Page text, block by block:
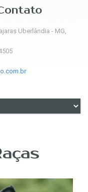
Uberlândia - MG,